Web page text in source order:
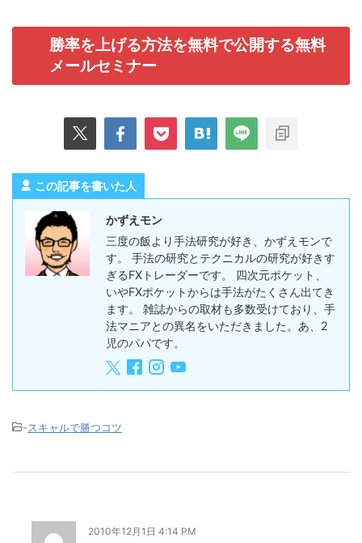
勝率を上げる方法を無料で公開する無料
メールセミナー
この記事を書いた人
かずえモン
三度の飯より手法研究が好き、かずえモンで
す。 手法の研究とテクニカルの研究が好きす
ぎるFXトレーダーです。 四次元ポケット、
いやFXポケットからは手法がたくさん出てき
ます。 雑誌からの取材も多数受けており、手
法マニアとの異名をいただきました。あ、2
児のパパです。
-スキャルで勝つコツ
2010年12月1日 4:14 PM